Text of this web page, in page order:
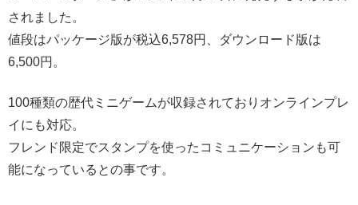
されました。
値段はパッケージ版が税込6,578円、ダウンロード版は
6,500円。
100種類の歴代ミニゲームが収録されておりオンラインプレ
イにも対応。
フレンド限定でスタンプを使ったコミュニケーションも可
能になっているとの事です。